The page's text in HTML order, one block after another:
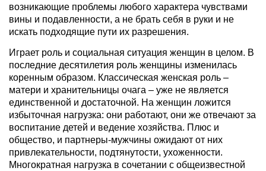
возникающие проблемы любого характера чувствами
вины и подавленности, а не брать себя в руки и не
искать подходящие пути их разрешения.
Играет роль и социальная ситуация женщин в целом. В
последние десятилетия роль женщины изменилась
коренным образом. Классическая женская роль –
матери и хранительницы очага – уже не является
единственной и достаточной. На женщин ложится
избыточная нагрузка: они работают, они же отвечают за
воспитание детей и ведение хозяйства. Плюс и
общество, и партнеры-мужчины ожидают от них
привлекательности, подтянутости, ухоженности.
Многократная нагрузка в сочетании с общеизвестной